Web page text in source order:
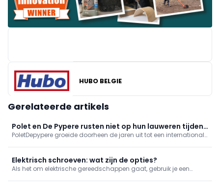
BRICO
HUBO BELGIE
Gerelateerde artikels
Polet en De Pypere rusten niet op hun lauweren tijdens
Green 2026
PoletDepypere groeide doorheen de jaren uit tot een internationale
ambacht nog steeds uit op traditionele wijze, aangevuld met ...
Elektrisch schroeven: wat zijn de opties?
Als het om elektrische gereedschappen gaat, gebruik je een